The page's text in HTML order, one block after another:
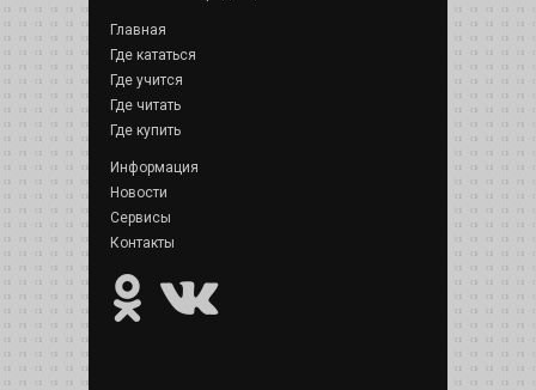
Главная
Где кататься
Где учится
Где читать
Где купить
Информация
Новости
Сервисы
Контакты